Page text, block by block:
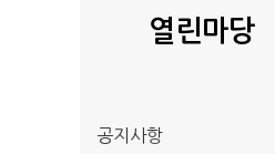
열린마당
공지사항